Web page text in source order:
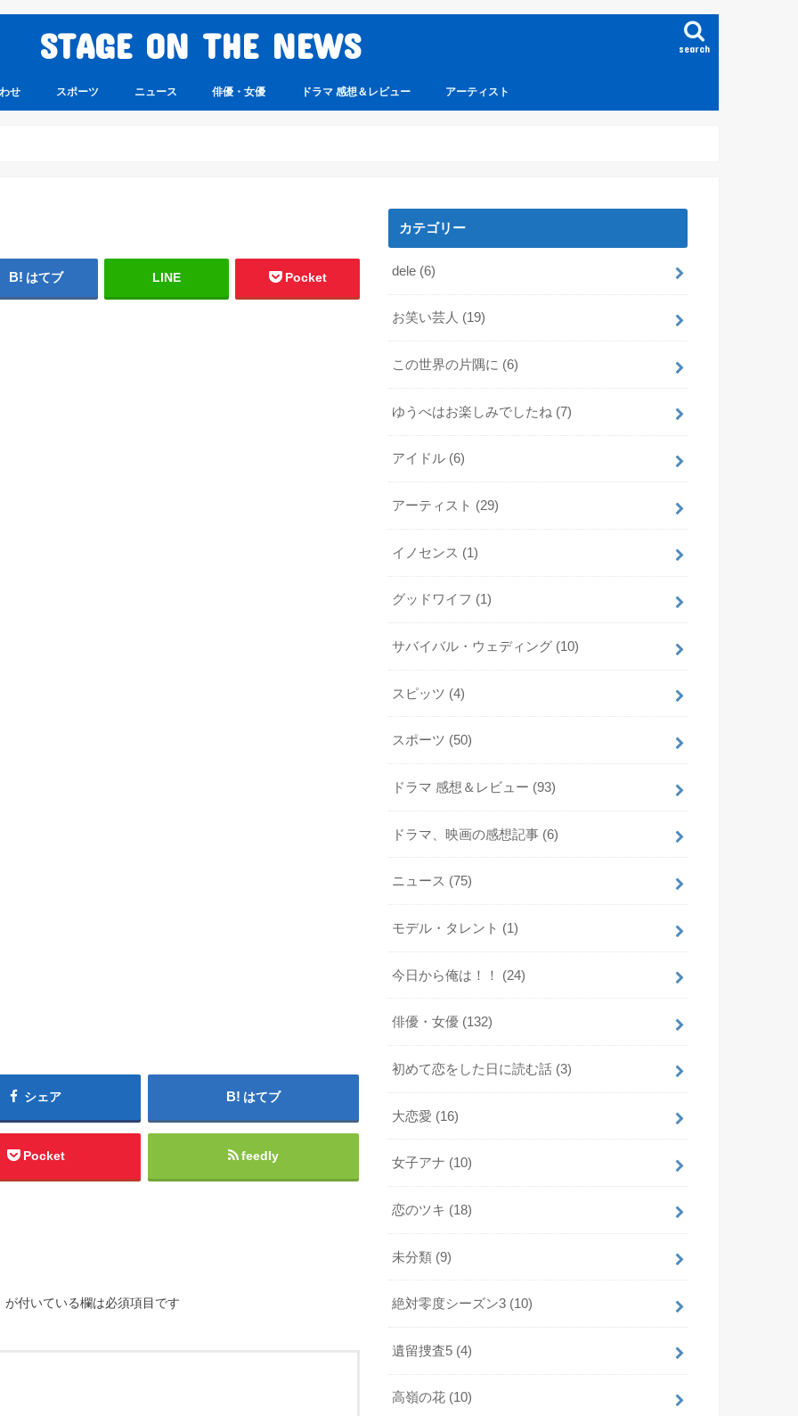
STAGE ON THE NEWS search
せ スポーツ ニュース 俳優・女優 ドラマ 感想＆レビュー アーティスト
はてブ LINE Pocket
シェア はてブ
Pocket feedly
が付いている欄は必須項目です
カテゴリー
dele (6)
お笑い芸人 (19)
この世界の片隅に (6)
ゆうべはお楽しみでしたね (7)
アイドル (6)
アーティスト (29)
イノセンス (1)
グッドワイフ (1)
サバイバル・ウェディング (10)
スピッツ (4)
スポーツ (50)
ドラマ 感想＆レビュー (93)
ドラマ、映画の感想記事 (6)
ニュース (75)
モデル・タレント (1)
今日から俺は！！ (24)
俳優・女優 (132)
初めて恋をした日に読む話 (3)
大恋愛 (16)
女子アナ (10)
恋のツキ (18)
未分類 (9)
絶対零度シーズン3 (10)
遺留捜査5 (4)
高嶺の花 (10)